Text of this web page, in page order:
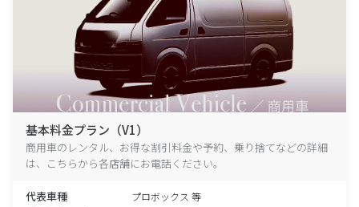
基本料金プラン（V1）
商用車のレンタル、お得な割引料金や予約、乗り捨てなどの詳細
は、こちらから各店舗にお電話ください。
代表車種 プロボックス 等